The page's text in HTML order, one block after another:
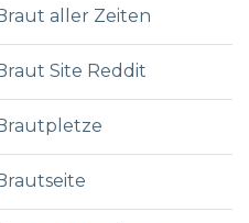
aller Zeiten
Site Reddit